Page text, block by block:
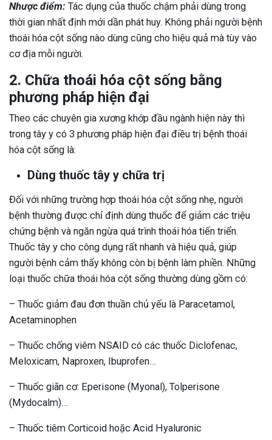
Nhược điểm: Tác dụng của thuốc chậm phải dùng trong
thời gian nhất định mới dần phát huy. Không phải người bệnh
thoái hóa cột sống nào dùng cũng cho hiệu quả mà tùy vào
cơ địa mỗi người.
2. Chữa thoái hóa cột sống bằng
phương pháp hiện đại
Theo các chuyên gia xương khớp đầu ngành hiện này thì
trong tây y có 3 phương pháp hiện đại điều trị bệnh thoái
hóa cột sống là:
Dùng thuốc tây y chữa trị
Đối với những trường hợp thoái hóa cột sống nhẹ, người
bệnh thường được chỉ định dùng thuốc để giảm các triệu
chứng bệnh và ngăn ngừa quá trình thoái hóa tiến triển.
Thuốc tây y cho công dụng rất nhanh và hiệu quả, giúp
người bệnh cảm thấy không còn bị bệnh làm phiền. Những
loại thuốc chữa thoái hóa cột sống thường dùng gồm có:
– Thuốc giảm đau đơn thuần chủ yếu là Paracetamol,
Acetaminophen
– Thuốc chống viêm NSAID có các thuốc Diclofenac,
Meloxicam, Naproxen, Ibuprofen…
– Thuốc giãn cơ: Eperisone (Myonal), Tolperisone
(Mydocalm)…
– Thuốc tiêm Corticoid hoặc Acid Hyaluronic